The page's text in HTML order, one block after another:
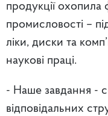
продукції охопила
промисловості –
ліки, диски та
наукові праці.
- Наше завдання -
відповідальних